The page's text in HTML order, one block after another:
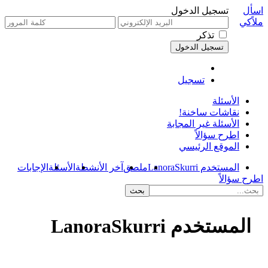
تسجيل الدخول
تذكر
تسجيل
اسأل
ملاًكي
الأسئلة
نقاشات ساخنة!
الأسئلة غير المجابة
اطرح سؤالاً
الموقع الرئيسي
المستخدم LanoraSkurri ملصق آخر الأنشطة الأسئلة الإجابات
اطرح سؤالاً
المستخدم LanoraSkurri